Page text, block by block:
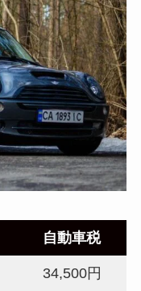
自動車税
34,500円